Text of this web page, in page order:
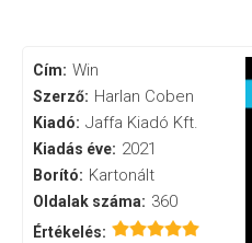
Cím: Win
Szerző: Harlan Coben
Kiadó: Jaffa Kiadó Kft.
Kiadás éve: 2021
Borító: Kartonált
Oldalak száma: 360
Értékelés: